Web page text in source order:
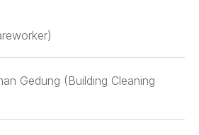
Gedung (Building Cleaning